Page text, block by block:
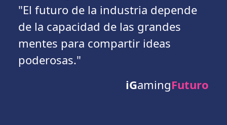
"El futuro de la industria depende
de la capacidad de las grandes
mentes para compartir ideas
poderosas."
iGamingFuturo